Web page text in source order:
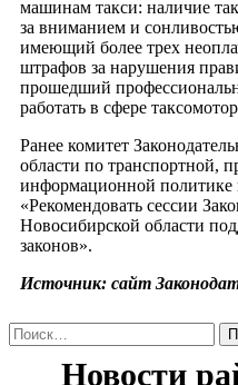
машинам такси: наличие
за вниманием и
имеющий более трех
штрафов за нарушения
прошедший
работать в сфере
Ранее комитет
области по транспортной,
информационной политике
«Рекомендовать сессии
Новосибирской области
законов».
Источник: сайт
Найти: